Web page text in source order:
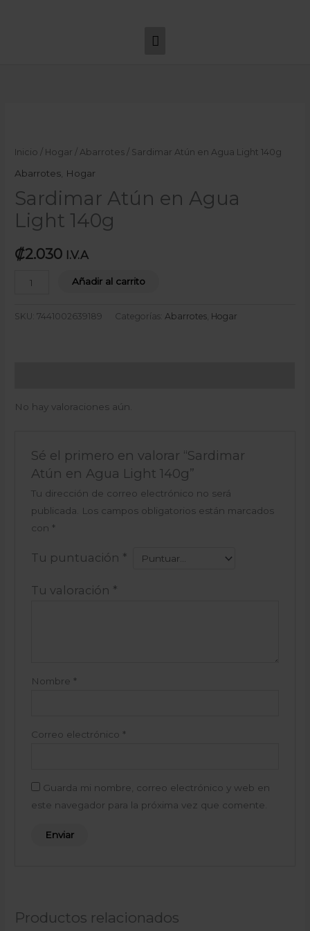
principal
Inicio / Hogar /Abarrotes / Sardimar Atún en Agua Light 140g
Abarrotes Hogar
Sardimar Atún en Agua
Light 140g
₡2.030 I.V.A
en
Agua
140g
cantidad
Añadir al carrito
SKU:7441002639189 Categorías:Abarrotes Hogar
No hay valoraciones aún.
Sé el primero en valorar “Sardimar
Atún en Agua Light 140g”
Tu dirección de correo electrónico no será
publicada.
Los campos obligatorios están marcados
con *
Tu puntuación *
Tu valoración *
Nombre *
Correo electrónico *
Guarda mi nombre, correo electrónico y web en
este navegador para la próxima vez que comente.
Productos relacionados